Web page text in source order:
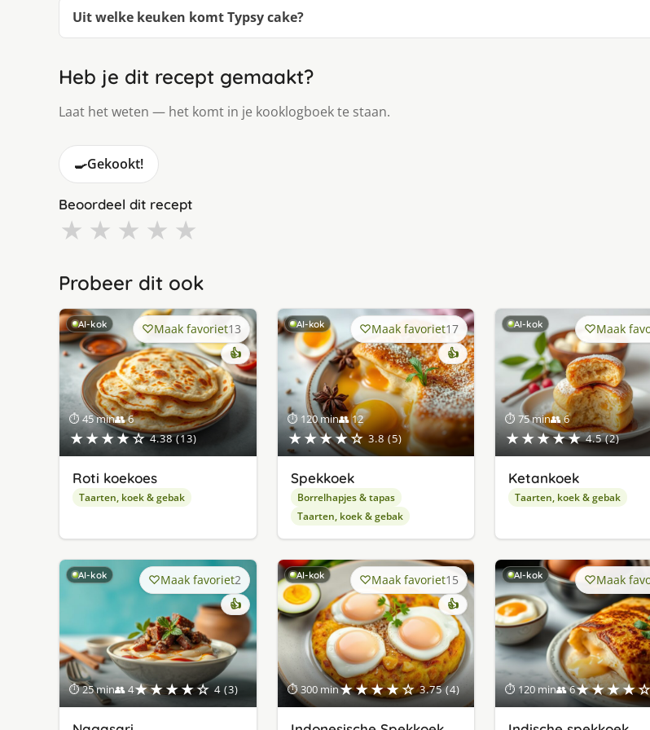
Uit welke keuken komt Typsy cake?
Heb je dit recept gemaakt?
Laat het weten — het komt in je kooklogboek te staan.
🍳Gekookt!
Beoordeel dit recept
★ ★ ★ ★ ★
Probeer dit ook
AI-kok
⏱ 45 min👥 6
★★★★☆ 4.38 (13)
Maak favoriet13
👍
Roti koekoes
Taarten, koek & gebak
AI-kok
⏱ 120 min👥 12
★★★★☆ 3.8 (5)
Maak favoriet17
👍
Spekkoek
Borrelhapjes & tapas
Taarten, koek & gebak
AI-kok
⏱ 75 min👥 6
★★★★★ 4.5 (2)
Maak
Ketankoek
Taarten, koek & gebak
AI-kok
⏱ 25 min👥 4★★★★☆ 4 (3)
Maak favoriet2
👍
AI-kok
⏱ 300 min★★★★☆ 3.75 (4)
Maak favoriet15
👍
AI-kok
⏱ 120 min👥 6
Maak